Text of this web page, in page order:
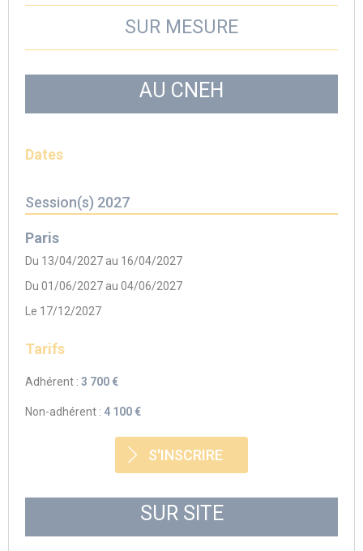
SUR MESURE
AU CNEH
Dates
Session(s) 2027
Paris
Du 13/04/2027 au 16/04/2027
Du 01/06/2027 au 04/06/2027
Le 17/12/2027
Tarifs
Adhérent : 3 700 €
Non-adhérent : 4 100 €
S'INSCRIRE
SUR SITE